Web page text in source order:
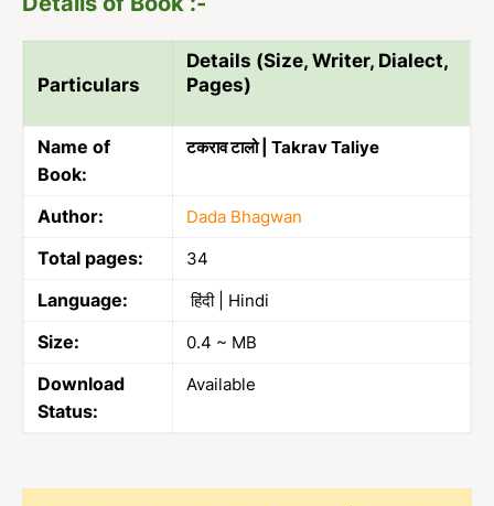
Particulars
Details (Size, Writer, Dialect,
Pages)
Name of
Book:
टकराव टालो | Takrav Taliye
Author: Dada Bhagwan
Total pages: 34
Language: हिंदी | Hindi
Size: 0.4 ~ MB
Download
Status:
Available